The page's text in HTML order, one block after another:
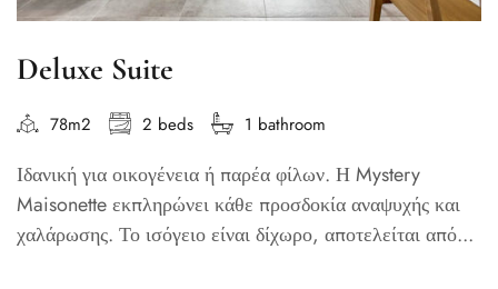
Deluxe Suite
78m2 2 beds 1 bathroom
Ιδανική για οικογένεια ή παρέα φίλων. Η Mystery
Maisonette εκπληρώνει κάθε προσδοκία αναψυχής και
χαλάρωσης. Το ισόγειο είναι δίχωρο, αποτελείται από...